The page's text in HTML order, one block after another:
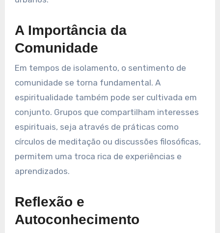
A Importância da
Comunidade
Em tempos de isolamento, o sentimento de
comunidade se torna fundamental. A
espiritualidade também pode ser cultivada em
conjunto. Grupos que compartilham interesses
espirituais, seja através de práticas como
círculos de meditação ou discussões filosóficas,
permitem uma troca rica de experiências e
aprendizados.
Reflexão e
Autoconhecimento